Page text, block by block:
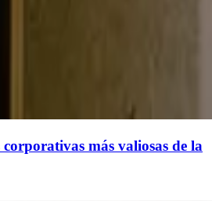
más valiosas de la